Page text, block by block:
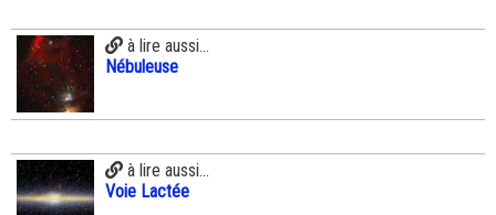
à lire aussi...
Nébuleuse
à lire aussi...
Voie Lactée